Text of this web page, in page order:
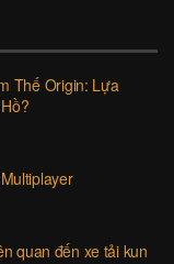
Thế Origin: Lựa
quan đến xe tải kun